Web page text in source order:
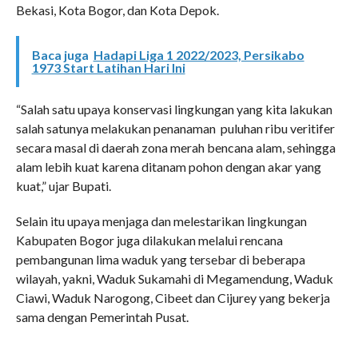
Bekasi, Kota Bogor, dan Kota Depok.
Baca juga Hadapi Liga 1 2022/2023, Persikabo
1973 Start Latihan Hari Ini
“Salah satu upaya konservasi lingkungan yang kita lakukan
salah satunya melakukan penanaman puluhan ribu veritifer
secara masal di daerah zona merah bencana alam, sehingga
alam lebih kuat karena ditanam pohon dengan akar yang
kuat,” ujar Bupati.
Selain itu upaya menjaga dan melestarikan lingkungan
Kabupaten Bogor juga dilakukan melalui rencana
pembangunan lima waduk yang tersebar di beberapa
wilayah, yakni, Waduk Sukamahi di Megamendung, Waduk
Ciawi, Waduk Narogong, Cibeet dan Cijurey yang bekerja
sama dengan Pemerintah Pusat.